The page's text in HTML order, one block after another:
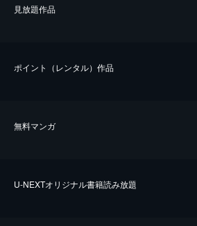
⾒放題作品
ポイント（レンタル）作品
無料マンガ
U-NEXTオリジナル書籍読み放題